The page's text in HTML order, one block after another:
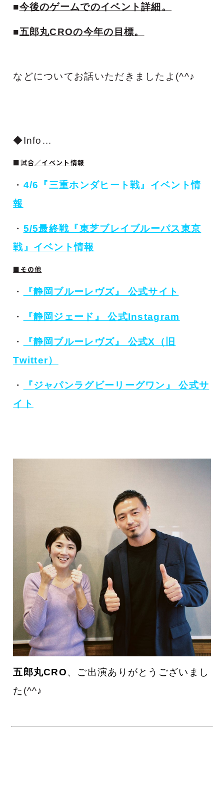
■今後のゲームでのイベント詳細。
■五郎丸CROの今年の目標。
などについてお話いただきましたよ(^^♪
◆Info…
■試合／イベント情報
・ 4/6『三重ホンダヒート戦』イベント情
報
・ 5/5最終戦『東芝ブレイブルーパス東京
戦』イベント情報
■その他
・ 『静岡ブルーレヴズ』 公式サイト
・ 『静岡ジェード』 公式Instagram
・
『静岡ブルーレヴズ』 公式X（旧
Twitter）
・
『ジャパンラグビーリーグワン』 公式サ
イト
五郎丸CRO、ご出演ありがとうございまし
た (^^♪